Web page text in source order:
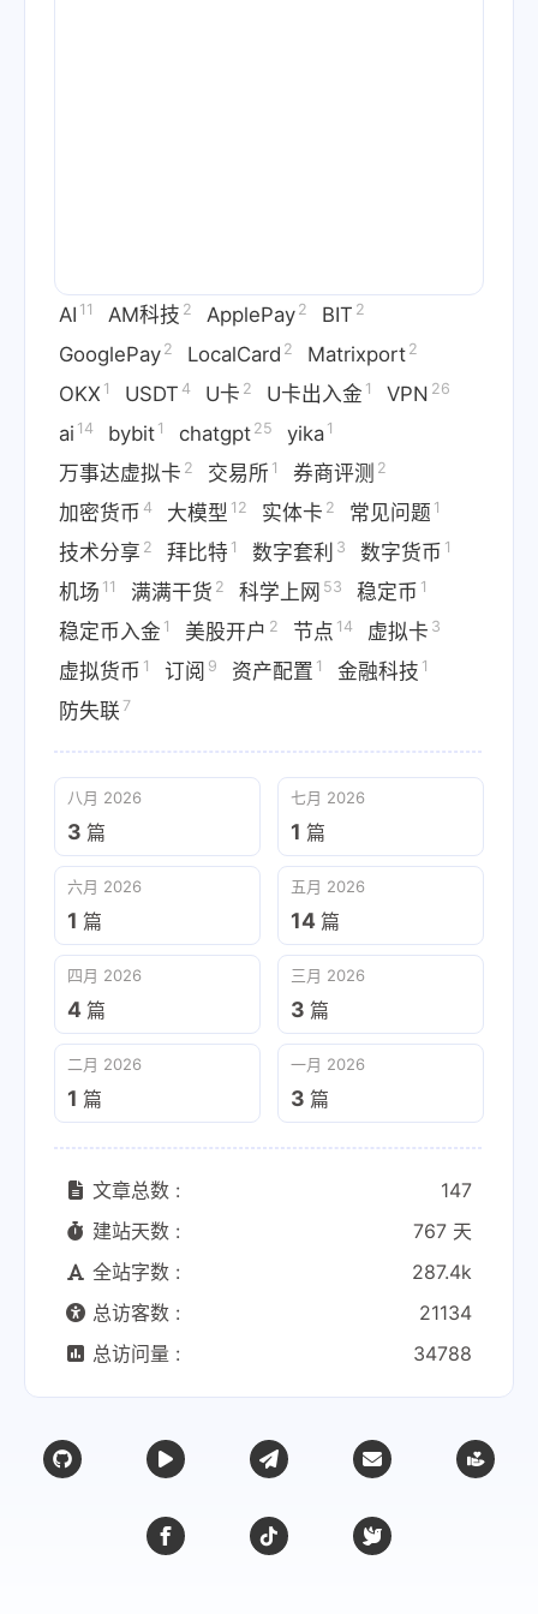
AI 11 AM科技 2 ApplePay 2 BIT 2
GooglePay 2 LocalCard 2 Matrixport 2
OKX 1 USDT 4 U卡 2 U卡出入金 1 VPN 26
ai 14 bybit 1 chatgpt 25 yika 1
万事达虚拟卡 2 交易所 1 券商评测 2
加密货币 4 大模型 12 实体卡 2 常见问题 1
技术分享 2 拜比特 1 数字套利 3 数字货币 1
机场 11 满满干货 2 科学上网 53 稳定币 1
稳定币入金 1 美股开户 2 节点 14 虚拟卡 3
虚拟货币 1 订阅 9 资产配置 1 金融科技 1
防失联 7
八月 2026
3 篇
七月 2026
1 篇
六月 2026
1 篇
五月 2026
14 篇
四月 2026
4 篇
三月 2026
3 篇
二月 2026
1 篇
一月 2026
3 篇
文章总数 :
147
建站天数 :
767 天
全站字数 :
287.4k
总访客数 :
21134
总访问量 :
34788